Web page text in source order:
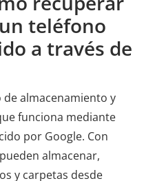
teléfono
a través de
de almacenamiento y
funciona mediante
por Google. Con
almacenar,
y carpetas desde